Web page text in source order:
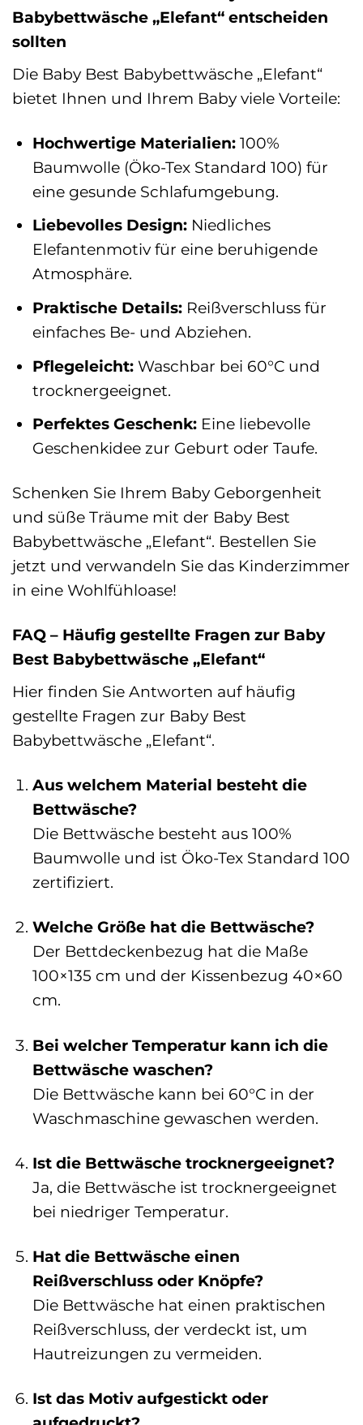
Babybettwäsche „Elefant“ entscheiden
sollten
Die Baby Best Babybettwäsche „Elefant“
bietet Ihnen und Ihrem Baby viele Vorteile:
Hochwertige Materialien: 100%
Baumwolle (Öko-Tex Standard 100) für
eine gesunde Schlafumgebung.
Liebevolles Design: Niedliches
Elefantenmotiv für eine beruhigende
Atmosphäre.
Praktische Details: Reißverschluss für
einfaches Be- und Abziehen.
Pflegeleicht: Waschbar bei 60°C und
trocknergeeignet.
Perfektes Geschenk: Eine liebevolle
Geschenkidee zur Geburt oder Taufe.
Schenken Sie Ihrem Baby Geborgenheit
und süße Träume mit der Baby Best
Babybettwäsche „Elefant“. Bestellen Sie
jetzt und verwandeln Sie das Kinderzimmer
in eine Wohlfühloase!
FAQ – Häufig gestellte Fragen zur Baby
Best Babybettwäsche „Elefant“
Hier finden Sie Antworten auf häufig
gestellte Fragen zur Baby Best
Babybettwäsche „Elefant“.
Aus welchem Material besteht die
Bettwäsche?
Die Bettwäsche besteht aus 100%
Baumwolle und ist Öko-Tex Standard 100
zertifiziert.
Welche Größe hat die Bettwäsche?
Der Bettdeckenbezug hat die Maße
100×135 cm und der Kissenbezug 40×60
cm.
Bei welcher Temperatur kann ich die
Bettwäsche waschen?
Die Bettwäsche kann bei 60°C in der
Waschmaschine gewaschen werden.
Ist die Bettwäsche trocknergeeignet?
Ja, die Bettwäsche ist trocknergeeignet
bei niedriger Temperatur.
Hat die Bettwäsche einen
Reißverschluss oder Knöpfe?
Die Bettwäsche hat einen praktischen
Reißverschluss, der verdeckt ist, um
Hautreizungen zu vermeiden.
Ist das Motiv aufgestickt oder